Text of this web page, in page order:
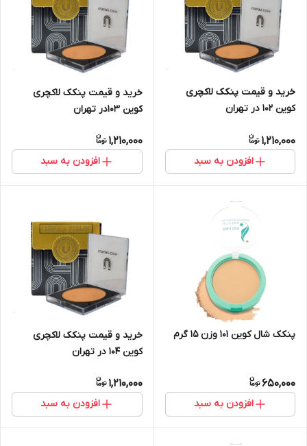
خرید و قیمت پنکک لاکچری
کوین 102 در تهران
1,210,000
افزودن به سبد
خرید و قیمت پنکک لاکچری
کوین 103در تهران
1,210,000
افزودن به سبد
پنکک شال کوین 101 وزن 15 گرم
650,000
افزودن به سبد
خرید و قیمت پنکک لاکچری
کوین 104 در تهران
1,210,000
افزودن به سبد